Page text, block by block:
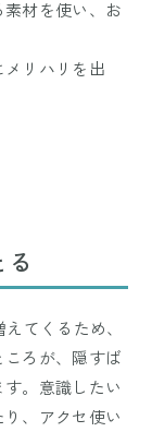
材を使い、お
メリハリを出
てくるため、
ろが、隠すば
。意識したい
、アクセ使い